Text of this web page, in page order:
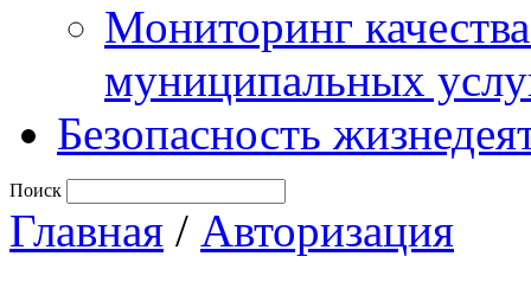
Мониторинг
муниципальных
Безопасность
Поиск
Главная / Авторизация